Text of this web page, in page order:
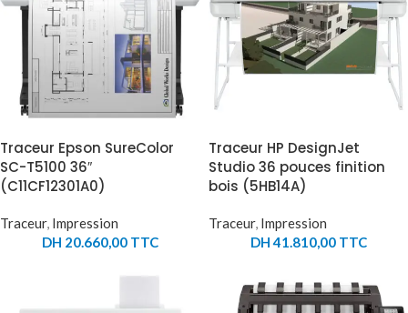
Traceur Epson SureColor
SC-T5100 36″
(C11CF12301A0)
Traceur, Impression
DH 20.660,00TTC
Traceur HP DesignJet
Studio 36 pouces finition
bois (5HB14A)
Traceur, Impression
DH41.810,00TTC